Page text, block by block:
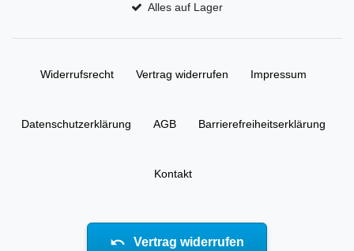
Alles auf Lager
Widerrufs­recht Vertrag widerrufen Impressum
Daten­schutz­erklärung AGB Barrierefreiheitserklärung
Kontakt
Vertrag widerrufen